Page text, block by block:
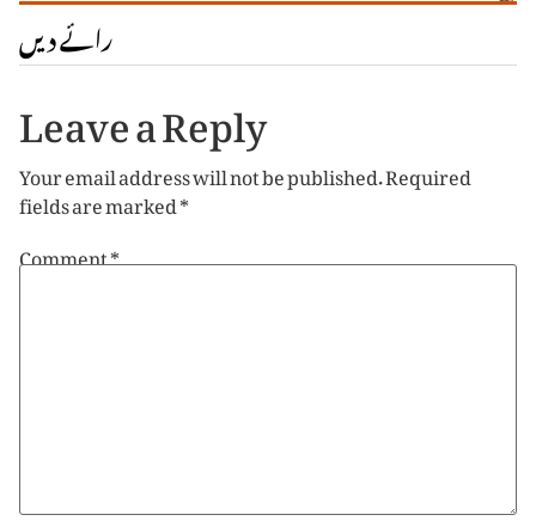
رائے دیں
Leave a Reply
Your email address will not be published.Required
fields are marked*
Comment*